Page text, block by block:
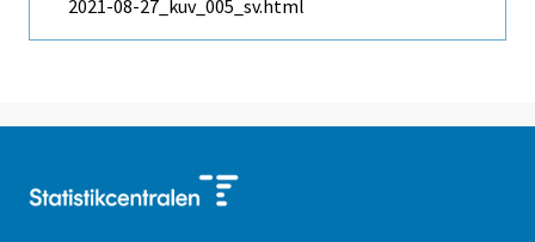
2021-08-27_kuv_005_sv.html